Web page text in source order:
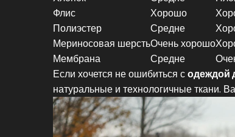
Флис
Хорошо
Полиэстер
Средне
Мериносовая шерстьОчень хорошо
Мембрана
Средне
Если хочется не ошибиться содеждой
натуральные и технологичные ткани.